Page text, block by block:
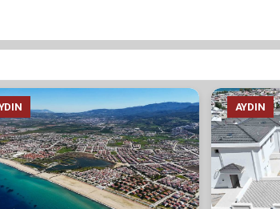
AYDIN